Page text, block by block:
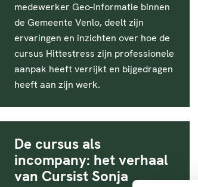
medewerker Geo-informatie binnen
de Gemeente Venlo, deelt zijn
ervaringen en inzichten over hoe de
cursus Hittestress zijn professionele
aanpak heeft verrijkt en bijgedragen
heeft aan zijn werk.
De cursus als
incompany: het verhaal
van Cursist Sonja